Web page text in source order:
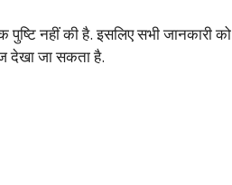
नहीं की है. इसलिए सभी जानकारी को
देखा जा सकता है.